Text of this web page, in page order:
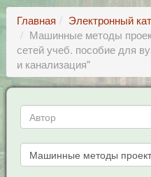
Главная
Электронный
Машинные методы
сетей учеб. пособие для
и канализация"